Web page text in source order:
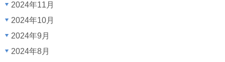
2024年11月
2024年10月
2024年9月
2024年8月